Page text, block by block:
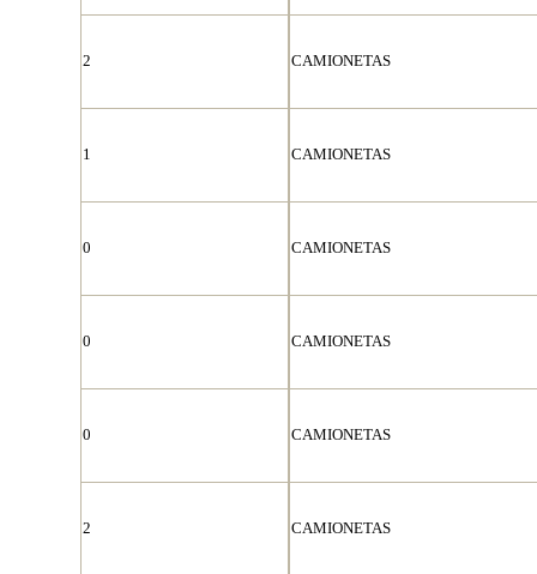
2 CAMIONETAS
1 CAMIONETAS
0 CAMIONETAS
0 CAMIONETAS
0 CAMIONETAS
2 CAMIONETAS